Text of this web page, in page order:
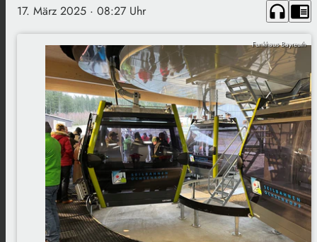
17. März 2025 · 08:27 Uhr headphones chrome_reader_mode
Funkhaus Bayreuth